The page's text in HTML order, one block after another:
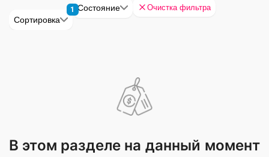
Сортировка
1 Состояние Очистка фильтра
В этом разделе на данный момент